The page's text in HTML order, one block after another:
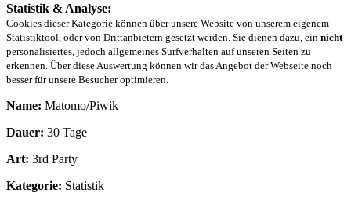
Statistik & Analyse:
Cookies dieser Kategorie können über unsere Website von unserem eigenem
Statistiktool, oder von Drittanbietern gesetzt werden. Sie dienen dazu, ein nicht
personalisiertes, jedoch allgemeines Surfverhalten auf unseren Seiten zu
erkennen. Über diese Auswertung können wir das Angebot der Webseite noch
besser für unsere Besucher optimieren.
Name: Matomo/Piwik
Dauer: 30 Tage
Art: 3rd Party
Kategorie: Statistik